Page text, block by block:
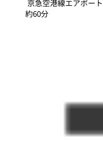
京急空港線エアポー
約60分